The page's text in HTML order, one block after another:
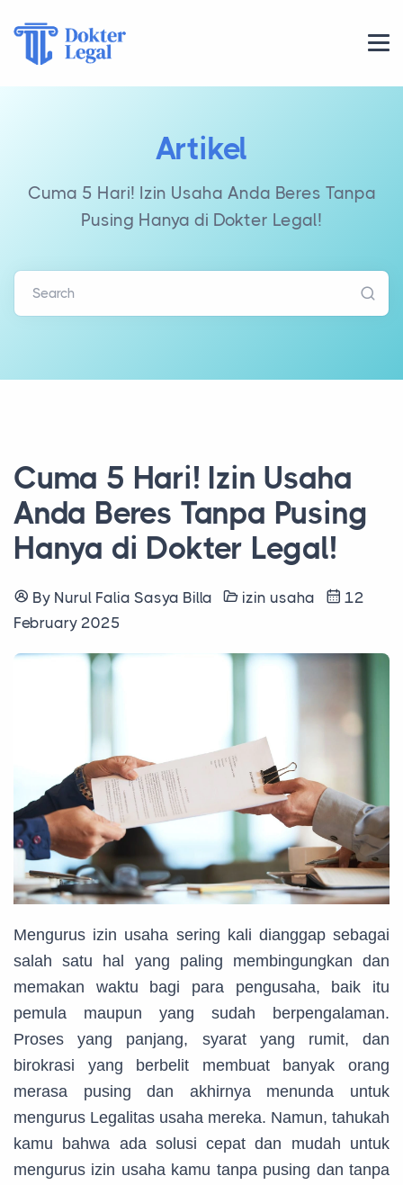
Artikel
Cuma 5 Hari! Izin Usaha Anda Beres Tanpa
Pusing Hanya di Dokter Legal!
Search
Cuma 5 Hari! Izin Usaha
Anda Beres Tanpa Pusing
Hanya di Dokter Legal!
By Nurul Falia Sasya Billa izin usaha
12
February 2025
Mengurus izin usaha sering kali dianggap sebagai
salah satu hal yang paling membingungkan dan
memakan waktu bagi para pengusaha, baik itu
pemula maupun yang sudah berpengalaman.
Proses yang panjang, syarat yang rumit, dan
birokrasi yang berbelit membuat banyak orang
merasa pusing dan akhirnya menunda untuk
mengurus Legalitas usaha mereka. Namun, tahukah
kamu bahwa ada solusi cepat dan mudah untuk
mengurus izin usaha kamu tanpa pusing dan tanpa